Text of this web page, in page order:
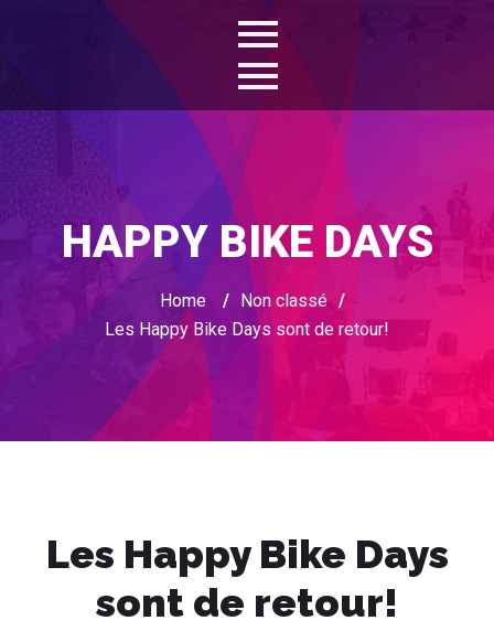
HAPPY BIKE DAYS
Home / Non classé /
Les Happy Bike Days sont de retour!
Les Happy Bike Days
sont de retour!